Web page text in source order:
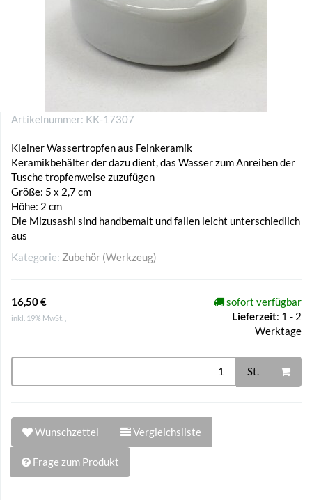
Artikelnummer: KK-17307
Kleiner Wassertropfen aus Feinkeramik
Keramikbehälter der dazu dient, das Wasser zum Anreiben der
Tusche tropfenweise zuzufügen
Größe: 5 x 2,7 cm
Höhe: 2 cm
Die Mizusashi sind handbemalt und fallen leicht unterschiedlich
aus
Kategorie: Zubehör (Werkzeug)
16,50 €
inkl. 19% MwSt. ,
sofort verfügbar
Lieferzeit: 1 - 2
Werktage
St.
Wunschzettel Vergleichsliste
Frage zum Produkt